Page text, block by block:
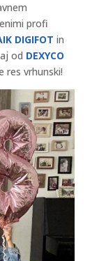
profi
DIGIFOT in
od DEXYCO
res vrhunski!